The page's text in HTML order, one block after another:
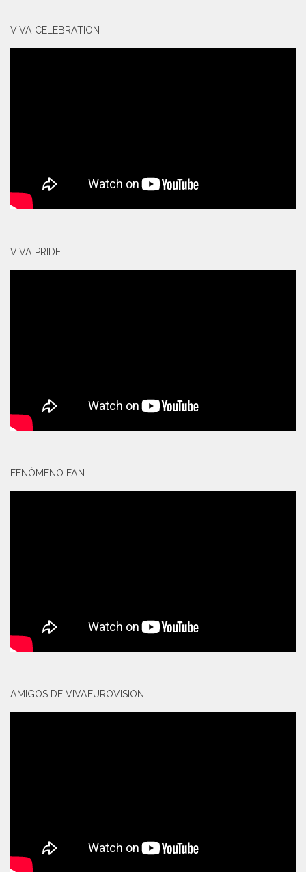
VIVA CELEBRATION
VIVA PRIDE
FENÓMENO FAN
AMIGOS DE VIVAEUROVISION